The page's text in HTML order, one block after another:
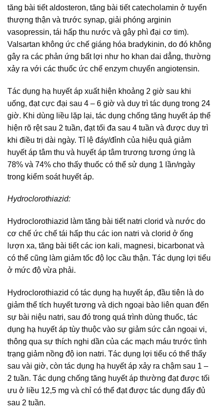
tăng bài tiết aldosteron, tăng bài tiết catecholamin ở tuyến
thượng thận và trước synap, giải phóng arginin
vasopressin, tái hấp thu nước và gây phì đại cơ tim).
Valsartan không ức chế giáng hóa bradykinin, do đó không
gây ra các phản ứng bất lợi như ho khan dai dẳng, thường
xảy ra với các thuốc ức chế enzym chuyển angiotensin.
Tác dụng hạ huyết áp xuất hiện khoảng 2 giờ sau khi
uống, đạt cực đại sau 4 – 6 giờ và duy trì tác dụng trong 24
giờ. Khi dùng liều lặp lại, tác dụng chống tăng huyết áp thể
hiện rõ rệt sau 2 tuần, đạt tối đa sau 4 tuần và được duy trì
khi điều trị dài ngày. Tỉ lệ đáy/đỉnh của hiệu quả giảm
huyết áp tâm thu và huyết áp tâm trương tương ứng là
78% và 74% cho thấy thuốc có thể sử dụng 1 lần/ngày
trong kiểm soát huyết áp.
Hydroclorothiazid:
Hydroclorothiazid làm tăng bài tiết natri clorid và nước do
cơ chế ức chế tái hấp thu các ion natri và clorid ở ống
lượn xa, tăng bài tiết các ion kali, magnesi, bicarbonat và
có thể cũng làm giảm tốc độ lọc cầu thận. Tác dụng lợi tiểu
ở mức độ vừa phải.
Hydroclorothiazid có tác dụng hạ huyết áp, đầu tiên là do
giảm thể tích huyết tương và dịch ngoại bào liên quan đến
sự bài niệu natri, sau đó trong quá trình dùng thuốc, tác
dụng hạ huyết áp tùy thuộc vào sự giảm sức cản ngoại vi,
thông qua sự thích nghi dần của các mạch máu trước tình
trạng giảm nồng độ ion natri. Tác dụng lợi tiểu có thể thấy
sau vài giờ, còn tác dụng hạ huyết áp xảy ra chậm sau 1 –
2 tuần. Tác dụng chống tăng huyết áp thường đạt được tối
ưu ở liều 12,5 mg và chỉ có thể đạt được tác dụng đẩy đủ
sau 2 tuần.